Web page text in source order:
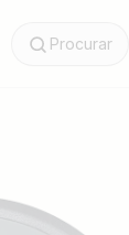
Procurar